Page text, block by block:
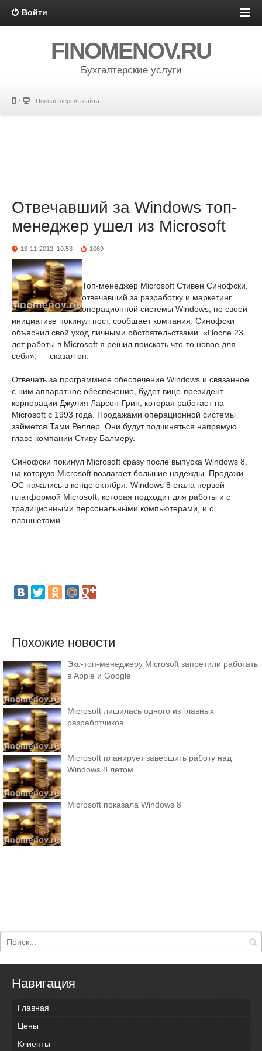
Войти
FINOMENOV.RU
Бухгалтерские услуги
Полная версия сайта
Отвечавший за Windows топ-
менеджер ушел из Microsoft
13-11-2012, 10:53 1069
Топ-менеджер Microsoft Стивен Синофски,
отвечавший за разработку и маркетинг
операционной системы Windows, по своей
инициативе покинул пост, сообщает компания. Синофски
объяснил свой уход личными обстоятельствами. «После 23
лет работы в Microsoft я решил поискать что-то новое для
себя», — сказал он.
Отвечать за программное обеспечение Windows и связанное
с ним аппаратное обеспечение, будет вице-президент
корпорации Джулия Ларсон-Грин, которая работает на
Microsoft с 1993 года. Продажами операционной системы
займется Тами Реллер. Они будут подчиняться напрямую
главе компании Стиву Балмеру.
Синофски покинул Microsoft сразу после выпуска Windows 8,
на которую Microsoft возлагает большие надежды. Продажи
ОС начались в конце октября. Windows 8 стала первой
платформой Microsoft, которая подходит для работы и с
традиционными персональными компьютерами, и с
планшетами.
Похожие новости
Экс-топ-менеджеру Microsoft запретили работать
в Apple и Google
Microsoft лишилась одного из главных
разработчиков
Microsoft планирует завершить работу над
Windows 8 летом
Microsoft показала Windows 8
Навигация
Главная
Цены
Клиенты